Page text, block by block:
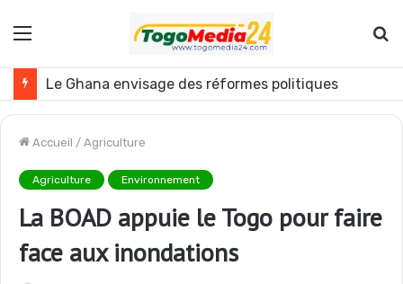
Menu
Accueil / Agriculture
Agriculture Environnement
La BOAD appuie le Togo pour faire
face aux inondations